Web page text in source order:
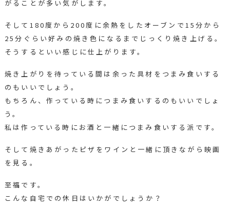
がることが多い気がします。
そして180度から200度に余熱をしたオーブンで15分から
25分ぐらい好みの焼き色になるまでじっくり焼き上げる。
そうするといい感じに仕上がります。
焼き上がりを待っている間は余った具材をつまみ食いする
のもいいでしょう。
もちろん、作っている時につまみ食いするのもいいでしょ
う。
私は作っている時にお酒と一緒につまみ食いする派です。
そして焼きあがったピザをワインと一緒に頂きながら映画
を見る。
至福です。
こんな自宅での休日はいかがでしょうか？